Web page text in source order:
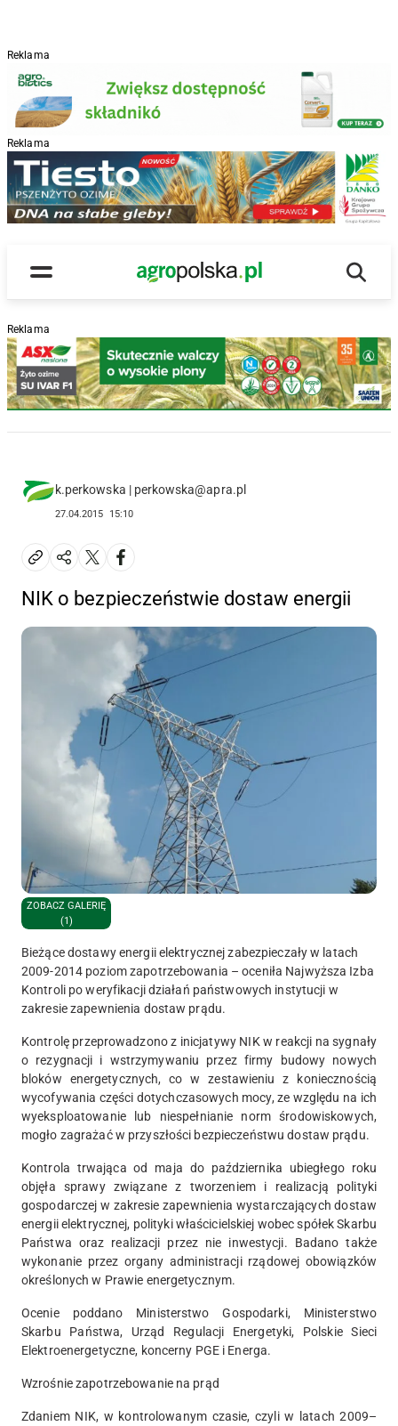
Reklama
Reklama
Menu
Main Logo
Reklama
k.perkowska | perkowska@apra.pl
27.04.2015 15:10
NIK o bezpieczeństwie dostaw energii
ZOBACZ GALERIĘ
(1)
Bieżące dostawy energii elektrycznej zabezpieczały w latach
2009-2014 poziom zapotrzebowania – oceniła Najwyższa Izba
Kontroli po weryfikacji działań państwowych instytucji w
zakresie zapewnienia dostaw prądu.
Kontrolę przeprowadzono z inicjatywy NIK w reakcji na sygnały
o rezygnacji i wstrzymywaniu przez firmy budowy nowych
bloków energetycznych, co w zestawieniu z koniecznością
wycofywania części dotychczasowych mocy, ze względu na ich
wyeksploatowanie lub niespełnianie norm środowiskowych,
mogło zagrażać w przyszłości bezpieczeństwu dostaw prądu.
Kontrola trwająca od maja do października ubiegłego roku
objęła sprawy związane z tworzeniem i realizacją polityki
gospodarczej w zakresie zapewnienia wystarczających dostaw
energii elektrycznej, polityki właścicielskiej wobec spółek Skarbu
Państwa oraz realizacji przez nie inwestycji. Badano także
wykonanie przez organy administracji rządowej obowiązków
określonych w Prawie energetycznym.
Ocenie poddano Ministerstwo Gospodarki, Ministerstwo
Skarbu Państwa, Urząd Regulacji Energetyki, Polskie Sieci
Elektroenergetyczne, koncerny PGE i Energa.
Wzrośnie zapotrzebowanie na prąd
Zdaniem NIK, w kontrolowanym czasie, czyli w latach 2009–